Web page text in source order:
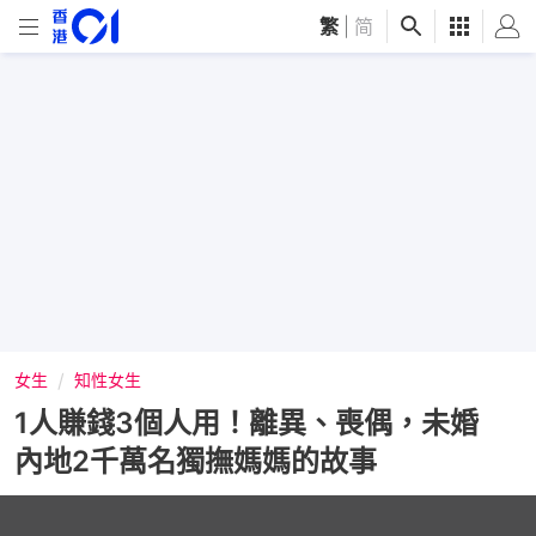
繁 简
女生 知性女生
1人賺錢3個人用！離異、喪偶，未婚
內地2千萬名獨撫媽媽的故事